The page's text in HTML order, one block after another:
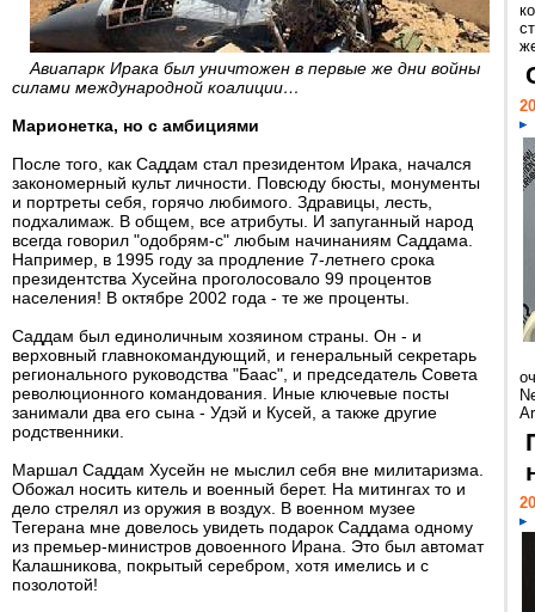
Авиапарк Ирака был уничтожен в первые же дни войны
силами международной коалиции…
Марионетка, но с амбициями
После того, как Саддам стал президентом Ирака, начался
закономерный культ личности. Повсюду бюсты, монументы
и портреты себя, горячо любимого. Здравицы, лесть,
подхалимаж. В общем, все атрибуты. И запуганный народ
всегда говорил "одобрям-с" любым начинаниям Саддама.
Например, в 1995 году за продление 7-летнего срока
президентства Хусейна проголосовало 99 процентов
населения! В октябре 2002 года - те же проценты.
Саддам был единоличным хозяином страны. Он - и
верховный главнокомандующий, и генеральный секретарь
регионального руководства "Баас", и председатель Совета
революционного командования. Иные ключевые посты
занимали два его сына - Удэй и Кусей, а также другие
родственники.
Маршал Саддам Хусейн не мыслил себя вне милитаризма.
Обожал носить китель и военный берет. На митингах то и
дело стрелял из оружия в воздух. В военном музее
Тегерана мне довелось увидеть подарок Саддама одному
из премьер-министров довоенного Ирана. Это был автомат
Калашникова, покрытый серебром, хотя имелись и с
позолотой!